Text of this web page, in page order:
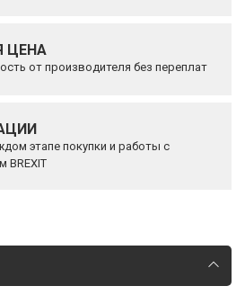
ЦЕНА
от производителя без переплат
этапе покупки и работы с
BREXIT